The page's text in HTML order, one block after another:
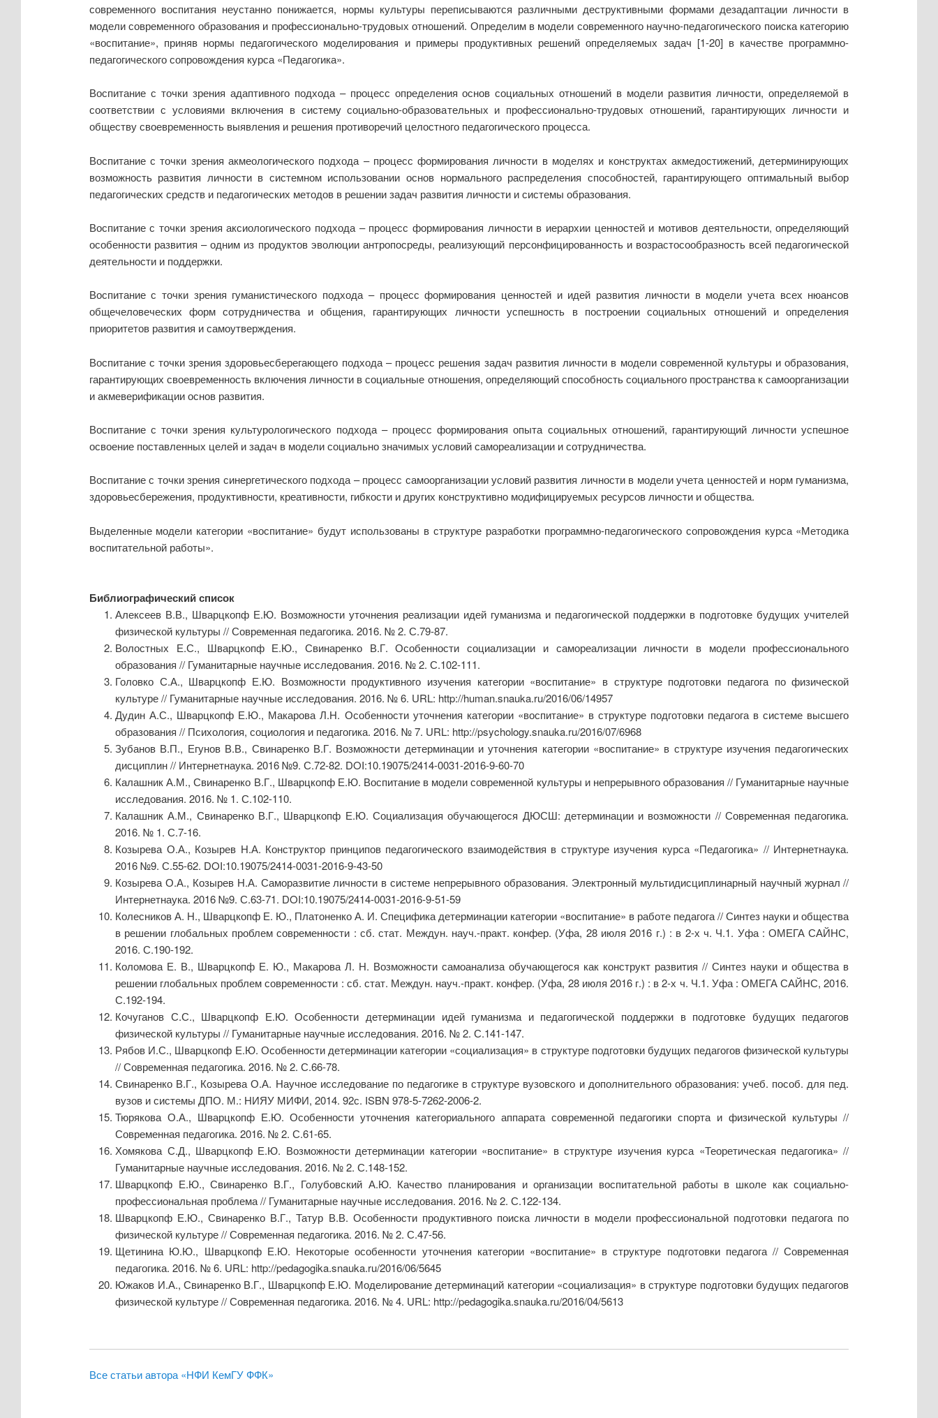
современного воспитания неустанно понижается, нормы культуры переписываются различными деструктивными формами дезадаптации личности в
модели современного образования и профессионально-трудовых отношений. Определим в модели современного научно-педагогического поиска категорию
«воспитание», приняв нормы педагогического моделирования и примеры продуктивных решений определяемых задач [1-20] в качестве программно-
педагогического сопровождения курса «Педагогика».
Воспитание с точки зрения адаптивного подхода – процесс определения основ социальных отношений в модели развития личности, определяемой в
соответствии с условиями включения в систему социально-образовательных и профессионально-трудовых отношений, гарантирующих личности и
обществу своевременность выявления и решения противоречий целостного педагогического процесса.
Воспитание с точки зрения акмеологического подхода – процесс формирования личности в моделях и конструктах акмедостижений, детерминирующих
возможность развития личности в системном использовании основ нормального распределения способностей, гарантирующего оптимальный выбор
педагогических средств и педагогических методов в решении задач развития личности и системы образования.
Воспитание с точки зрения аксиологического подхода – процесс формирования личности в иерархии ценностей и мотивов деятельности, определяющий
особенности развития – одним из продуктов эволюции антропосреды, реализующий персонфицированность и возрастосообразность всей педагогической
деятельности и поддержки.
Воспитание с точки зрения гуманистического подхода – процесс формирования ценностей и идей развития личности в модели учета всех нюансов
общечеловеческих форм сотрудничества и общения, гарантирующих личности успешность в построении социальных отношений и определения
приоритетов развития и самоутверждения.
Воспитание с точки зрения здоровьесберегающего подхода – процесс решения задач развития личности в модели современной культуры и образования,
гарантирующих своевременность включения личности в социальные отношения, определяющий способность социального пространства к самоорганизации
и акмеверификации основ развития.
Воспитание с точки зрения культурологического подхода – процесс формирования опыта социальных отношений, гарантирующий личности успешное
освоение поставленных целей и задач в модели социально значимых условий самореализации и сотрудничества.
Воспитание с точки зрения синергетического подхода – процесс самоорганизации условий развития личности в модели учета ценностей и норм гуманизма,
здоровьесбережения, продуктивности, креативности, гибкости и других конструктивно модифицируемых ресурсов личности и общества.
Выделенные модели категории «воспитание» будут использованы в структуре разработки программно-педагогического сопровождения курса «Методика
воспитательной работы».
Библиографический список
Алексеев В.В., Шварцкопф Е.Ю. Возможности уточнения реализации идей гуманизма и педагогической поддержки в подготовке будущих учителей
физической культуры // Современная педагогика. 2016. № 2. С.79-87.
Волостных Е.С., Шварцкопф Е.Ю., Свинаренко В.Г. Особенности социализации и самореализации личности в модели профессионального
образования // Гуманитарные научные исследования. 2016. № 2. С.102-111.
Головко С.А., Шварцкопф Е.Ю. Возможности продуктивного изучения категории «воспитание» в структуре подготовки педагога по физической
культуре // Гуманитарные научные исследования. 2016. № 6. URL: http://human.snauka.ru/2016/06/14957
Дудин А.С., Шварцкопф Е.Ю., Макарова Л.Н. Особенности уточнения категории «воспитание» в структуре подготовки педагога в системе высшего
образования // Психология, социология и педагогика. 2016. № 7. URL: http://psychology.snauka.ru/2016/07/6968
Зубанов В.П., Егунов В.В., Свинаренко В.Г. Возможности детерминации и уточнения категории «воспитание» в структуре изучения педагогических
дисциплин // Интернетнаука. 2016 №9. С.72-82. DOI:10.19075/2414-0031-2016-9-60-70
Калашник А.М., Свинаренко В.Г., Шварцкопф Е.Ю. Воспитание в модели современной культуры и непрерывного образования // Гуманитарные научные
исследования. 2016. № 1. С.102-110.
Калашник А.М., Свинаренко В.Г., Шварцкопф Е.Ю. Социализация обучающегося ДЮСШ: детерминации и возможности // Современная педагогика.
2016. № 1. С.7-16.
Козырева О.А., Козырев Н.А. Конструктор принципов педагогического взаимодействия в структуре изучения курса «Педагогика» // Интернетнаука.
2016 №9. С.55-62. DOI:10.19075/2414-0031-2016-9-43-50
Козырева О.А., Козырев Н.А. Саморазвитие личности в системе непрерывного образования. Электронный мультидисциплинарный научный журнал //
Интернетнаука. 2016 №9. С.63-71. DOI:10.19075/2414-0031-2016-9-51-59
Колесников А. Н., Шварцкопф Е. Ю., Платоненко А. И. Специфика детерминации категории «воспитание» в работе педагога // Синтез науки и общества
в решении глобальных проблем современности : сб. стат. Междун. науч.-практ. конфер. (Уфа, 28 июля 2016 г.) : в 2-х ч. Ч.1. Уфа : ОМЕГА САЙНС,
2016. С.190-192.
Коломова Е. В., Шварцкопф Е. Ю., Макарова Л. Н. Возможности самоанализа обучающегося как конструкт развития // Синтез науки и общества в
решении глобальных проблем современности : сб. стат. Междун. науч.-практ. конфер. (Уфа, 28 июля 2016 г.) : в 2-х ч. Ч.1. Уфа : ОМЕГА САЙНС, 2016.
С.192-194.
Кочуганов С.С., Шварцкопф Е.Ю. Особенности детерминации идей гуманизма и педагогической поддержки в подготовке будущих педагогов
физической культуры // Гуманитарные научные исследования. 2016. № 2. С.141-147.
Рябов И.С., Шварцкопф Е.Ю. Особенности детерминации категории «социализация» в структуре подготовки будущих педагогов физической культуры
// Современная педагогика. 2016. № 2. С.66-78.
Свинаренко В.Г., Козырева О.А. Научное исследование по педагогике в структуре вузовского и дополнительного образования: учеб. пособ. для пед.
вузов и системы ДПО. М.: НИЯУ МИФИ, 2014. 92с. ISBN 978-5-7262-2006-2.
Тюрякова О.А., Шварцкопф Е.Ю. Особенности уточнения категориального аппарата современной педагогики спорта и физической культуры //
Современная педагогика. 2016. № 2. С.61-65.
Хомякова С.Д., Шварцкопф Е.Ю. Возможности детерминации категории «воспитание» в структуре изучения курса «Теоретическая педагогика» //
Гуманитарные научные исследования. 2016. № 2. С.148-152.
Шварцкопф Е.Ю., Свинаренко В.Г., Голубовский А.Ю. Качество планирования и организации воспитательной работы в школе как социально-
профессиональная проблема // Гуманитарные научные исследования. 2016. № 2. С.122-134.
Шварцкопф Е.Ю., Свинаренко В.Г., Татур В.В. Особенности продуктивного поиска личности в модели профессиональной подготовки педагога по
физической культуре // Современная педагогика. 2016. № 2. С.47-56.
Щетинина Ю.Ю., Шварцкопф Е.Ю. Некоторые особенности уточнения категории «воспитание» в структуре подготовки педагога // Современная
педагогика. 2016. № 6. URL: http://pedagogika.snauka.ru/2016/06/5645
Южаков И.А., Свинаренко В.Г., Шварцкопф Е.Ю. Моделирование детерминаций категории «социализация» в структуре подготовки будущих педагогов
физической культуре // Современная педагогика. 2016. № 4. URL: http://pedagogika.snauka.ru/2016/04/5613
Все статьи автора «НФИ КемГУ ФФК»